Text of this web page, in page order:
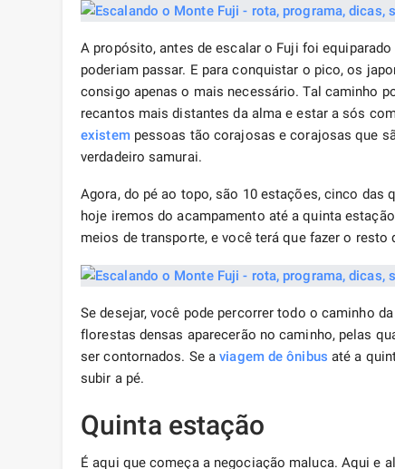
A propósito, antes de escalar o Fuji foi
poderiam passar. E para conquistar o pico, os
consigo apenas o mais necessário. Tal caminho
recantos mais distantes da alma e estar a sós
existempessoas tão corajosas e corajosas que
verdadeiro samurai.
Agora, do pé ao topo, são 10 estações, cinco
hoje iremos do acampamento até a quinta
meios de transporte, e você terá que fazer o
Se desejar, você pode percorrer todo o caminho
florestas densas aparecerão no caminho, pelas
ser contornados. Se aviagem de ônibus até a
subir a pé.
Quinta estação
É aqui que começa a negociação maluca. Aqui e